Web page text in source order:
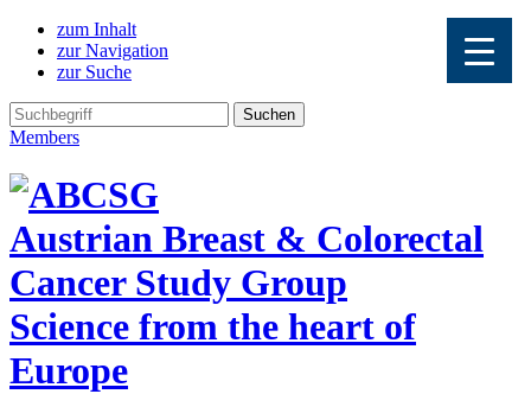
zum Inhalt
zur Navigation
zur Suche
Members
Austrian Breast & Colorectal
Cancer Study Group
Science from the heart of
Europe